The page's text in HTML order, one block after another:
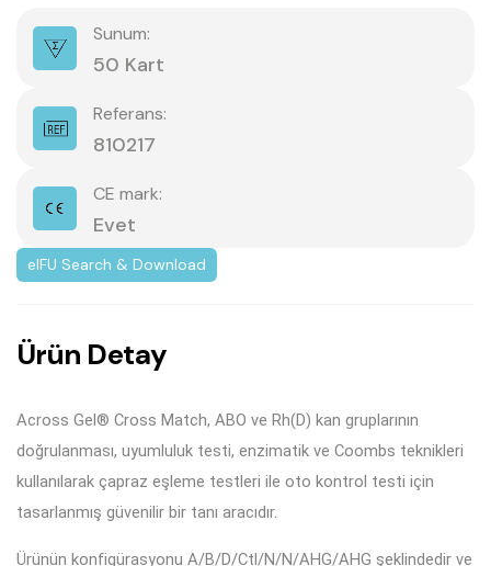
Sunum:
50 Kart
Referans:
810217
CE mark:
Evet
eIFU Search & Download
Ürün Detay
Across Gel® Cross Match, ABO ve Rh(D) kan gruplarının
doğrulanması, uyumluluk testi, enzimatik ve Coombs teknikleri
kullanılarak çapraz eşleme testleri ile oto kontrol testi için
tasarlanmış güvenilir bir tanı aracıdır.
Ürünün konfigürasyonu A/B/D/Ctl/N/N/AHG/AHG şeklindedir ve